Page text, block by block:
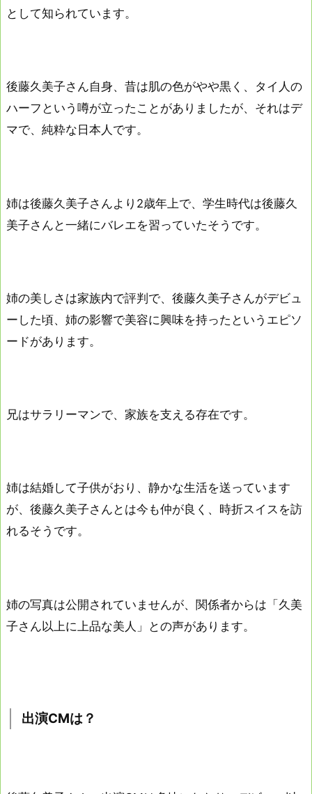
として知られています。
後藤久美子さん自身、昔は肌の色がやや黒く、タイ人の
ハーフという噂が立ったことがありましたが、それはデ
マで、純粋な日本人です。
姉は後藤久美子さんより2歳年上で、学生時代は後藤久
美子さんと一緒にバレエを習っていたそうです。
姉の美しさは家族内で評判で、後藤久美子さんがデビュ
ーした頃、姉の影響で美容に興味を持ったというエピソ
ードがあります。
兄はサラリーマンで、家族を支える存在です。
姉は結婚して子供がおり、静かな生活を送っています
が、後藤久美子さんとは今も仲が良く、時折スイスを訪
れるそうです。
姉の写真は公開されていませんが、関係者からは「久美
子さん以上に上品な美人」との声があります。
出演CMは？